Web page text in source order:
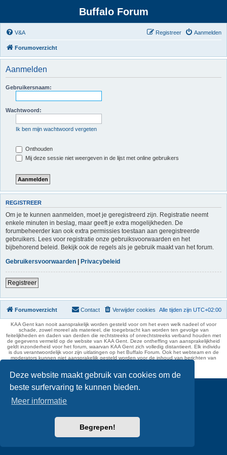
Deze website maakt gebruik van cookies om de
beste surfervaring te kunnen bieden.
Meer informatie
Begrepen!
Buffalo Forum
V&A Aanmelden
Registreer
Forumoverzicht
Aanmelden
Gebruikersnaam:
Wachtwoord:
Ik ben mijn wachtwoord vergeten
Onthouden
Mij deze sessie niet weergeven in de lijst met online gebruikers
REGISTREER
Om je te kunnen aanmelden, moet je geregistreerd zijn. Registratie neemt
enkele minuten in beslag, maar geeft je extra mogelijkheden. De
forumbeheerder kan ook extra permissies toestaan aan geregistreerde
gebruikers. Lees voor registratie onze gebruiksvoorwaarden en het
bijbehorend beleid. Bekijk ook de regels als je gebruik maakt van het forum.
Gebruikersvoorwaarden | Privacybeleid
Registreer
Forumoverzicht Alle tijden zijn UTC+02:00
Verwijder cookies
Contact
KAA Gent kan nooit aansprakelijk worden gesteld voor om het even welk nadeel of voor
schade, zowel moreel als materieel, die toegebracht kan worden ten gevolge van
feitelijkheden en daden van derden die rechtstreeks of onrechtstreeks verband houden met
de gegevens vermeld op de website van KAA Gent. Deze ontheffing van aansprakelijkheid
geldt inzonderheid voor het forum, waarvan KAA Gent zich volledig distantieert. Elk individu
is dus verantwoordelijk voor zijn uitlatingen op het Buffalo Forum. Ook het webteam en de
moderators kunnen niet aansprakelijk gesteld worden voor de inhoud van berichten van